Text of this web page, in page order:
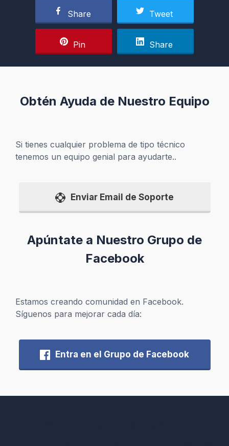
Share Tweet
Pin Share
Obtén Ayuda de Nuestro Equipo
Si tienes cualquier problema de tipo técnico
tenemos un equipo genial para ayudarte..
Enviar Email de Soporte
Apúntate a Nuestro Grupo de
Facebook
Estamos creando comunidad en Facebook.
Síguenos para mejorar cada día:
Entra en el Grupo de Facebook